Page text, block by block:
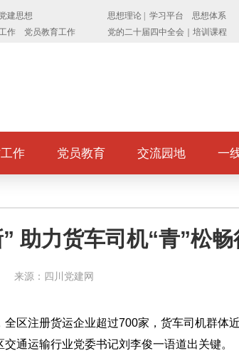
作 党员教育 交流园地 一
助力货车司机“青”松畅
来源：四川党建网
区注册货运企业超过700家，货车司机群体
通运输行业党委书记刘李俊一语道出关键。